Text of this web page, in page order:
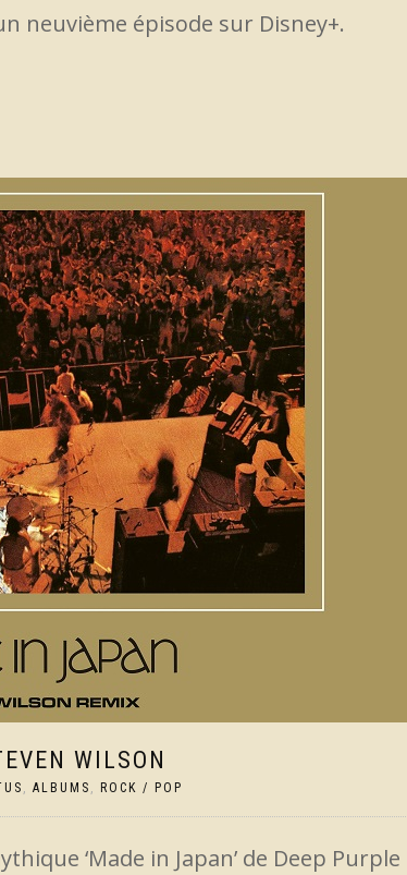
neuvième épisode sur Disney+.
WILSON
, ALBUMS , ROCK / POP
‘Made in Japan’ de Deep Purple